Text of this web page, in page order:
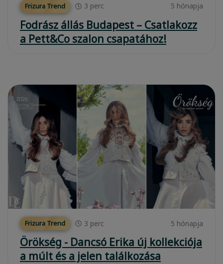
Frizura Trend 3 perc 5 hónapja
Fodrász állás Budapest – Csatlakozz
a Pett&Co szalon csapatához!
Frizura Trend 3 perc 5 hónapja
Örökség - Dancsó Erika új kollekciója
a múlt és a jelen találkozása